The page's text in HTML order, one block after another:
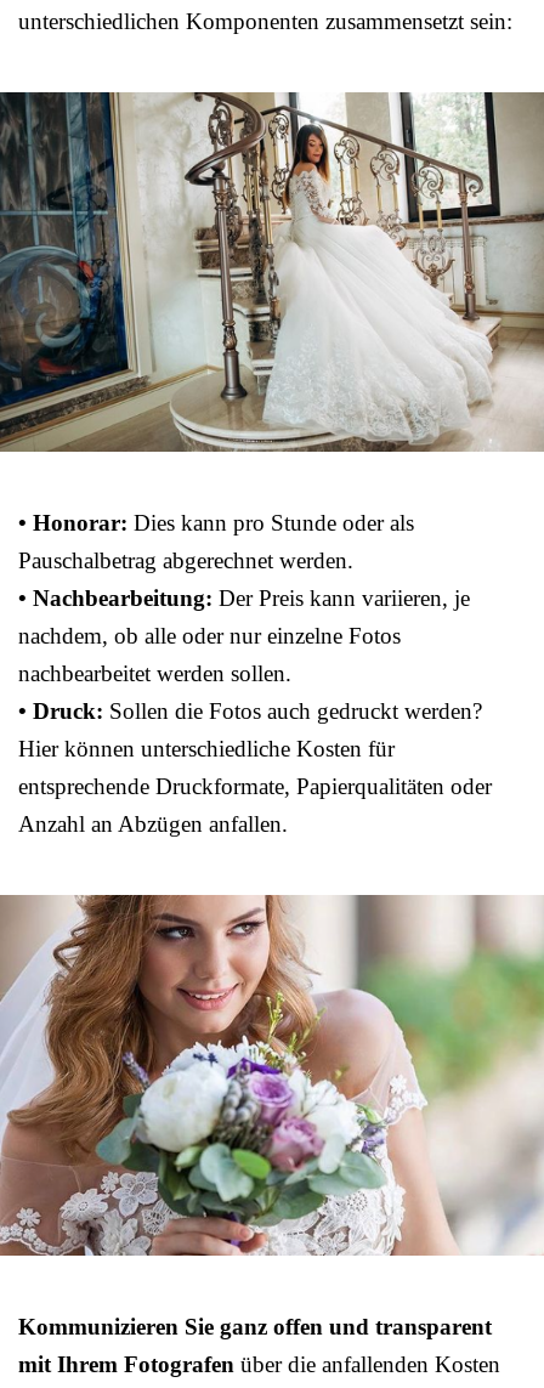
unterschiedlichen Komponenten zusammensetzt sein:
• Honorar: Dies kann pro Stunde oder als
Pauschalbetrag abgerechnet werden.
• Nachbearbeitung: Der Preis kann variieren, je
nachdem, ob alle oder nur einzelne Fotos
nachbearbeitet werden sollen.
• Druck: Sollen die Fotos auch gedruckt werden?
Hier können unterschiedliche Kosten für
entsprechende Druckformate, Papierqualitäten oder
Anzahl an Abzügen anfallen.
Kommunizieren Sie ganz offen und transparent
mit Ihrem Fotografen über die anfallenden Kosten